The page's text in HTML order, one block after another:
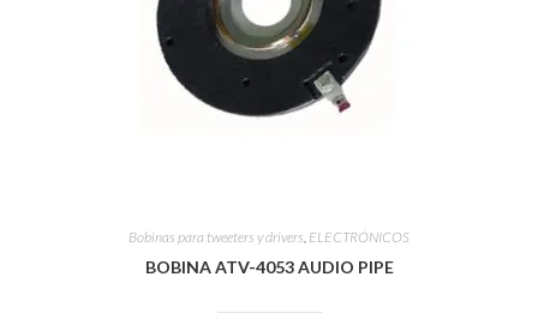
Bobinas para tweeters y drivers, ELECTRÓNICOS
BOBINA ATV-4053 AUDIO PIPE